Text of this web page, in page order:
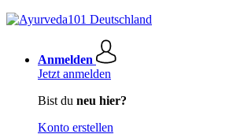
Anmelden
Jetzt anmelden
Bist du neu hier?
Konto erstellen